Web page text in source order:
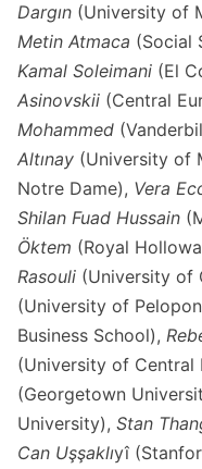
Dargın (University of
Metin Atmaca (Social
Kamal Soleimani (El
Asinovskii (Central
Mohammed
Altınay (University of
Notre Dame), Vera
Shilan Fuad Hussain
Öktem (Royal
Rasouli (University of
(University of
Business School),
(University of Central
(Georgetown
University), Stan
Can Uşşaklıyî